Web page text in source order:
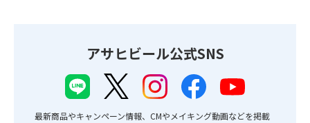
アサヒビール公式SNS
最新商品やキャンペーン情報、CMやメイキング動画などを掲載